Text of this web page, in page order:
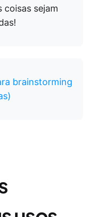
coisas sejam
brainstorming